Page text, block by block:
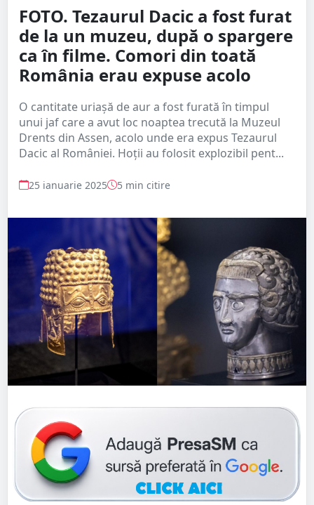
FOTO. Tezaurul Dacic a fost furat
de la un muzeu, după o spargere
ca în filme. Comori din toată
România erau expuse acolo
O cantitate uriașă de aur a fost furată în timpul
unui jaf care a avut loc noaptea trecută la Muzeul
Drents din Assen, acolo unde era expus Tezaurul
Dacic al României. Hoții au folosit explozibil pent...
25 ianuarie 2025 5 min citire